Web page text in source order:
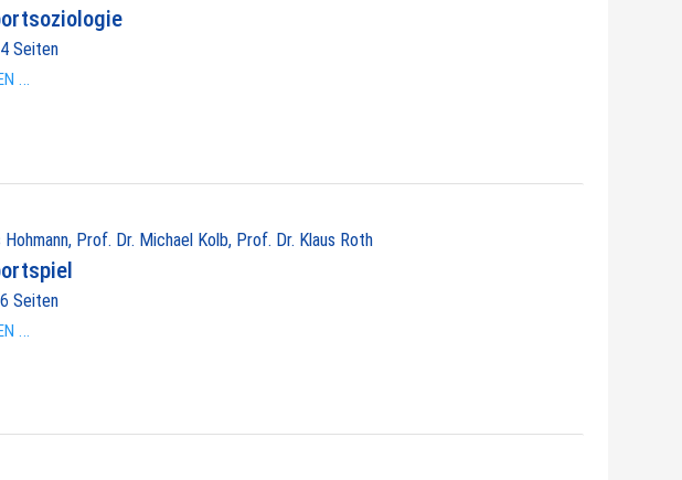
Seiten
...
Prof. Dr. Michael Kolb, Prof. Dr. Klaus Roth
Seiten
...